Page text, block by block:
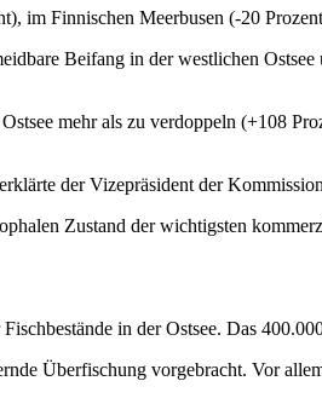
im Finnischen Meerbusen (-20
Beifang in der westlichen
mehr als zu verdoppeln (+108
der Vizepräsident der
Zustand der wichtigsten
in der Ostsee. Das
Überfischung vorgebracht. Vor